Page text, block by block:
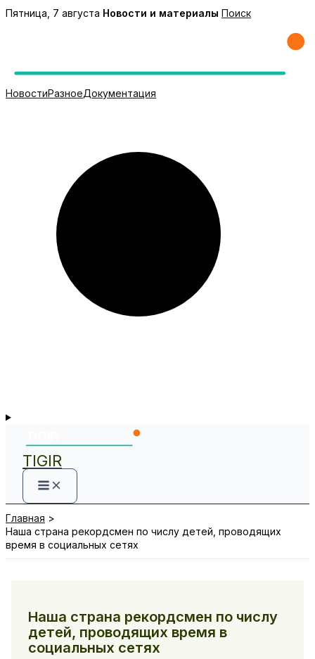
Перейти
Пятница, 7 августа Новости и материалы Поиск
НовостиРазноеДокументация
TIGIR
Главная
Наша страна рекордсмен по числу детей, проводящих
время в социальных сетях
Наша страна рекордсмен по числу
детей, проводящих время в
социальных сетях